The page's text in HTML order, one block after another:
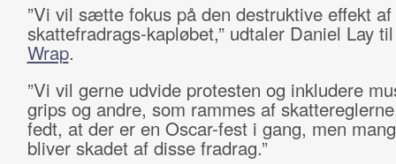
”Vi vil sætte fokus på den destruktive effekt af
skattefradrags-kapløbet,” udtaler Daniel Lay
Wrap.
”Vi vil gerne udvide protesten og inkludere
grips og andre, som rammes af
fedt, at der er en Oscar-fest i gang, men
bliver skadet af disse fradrag.”